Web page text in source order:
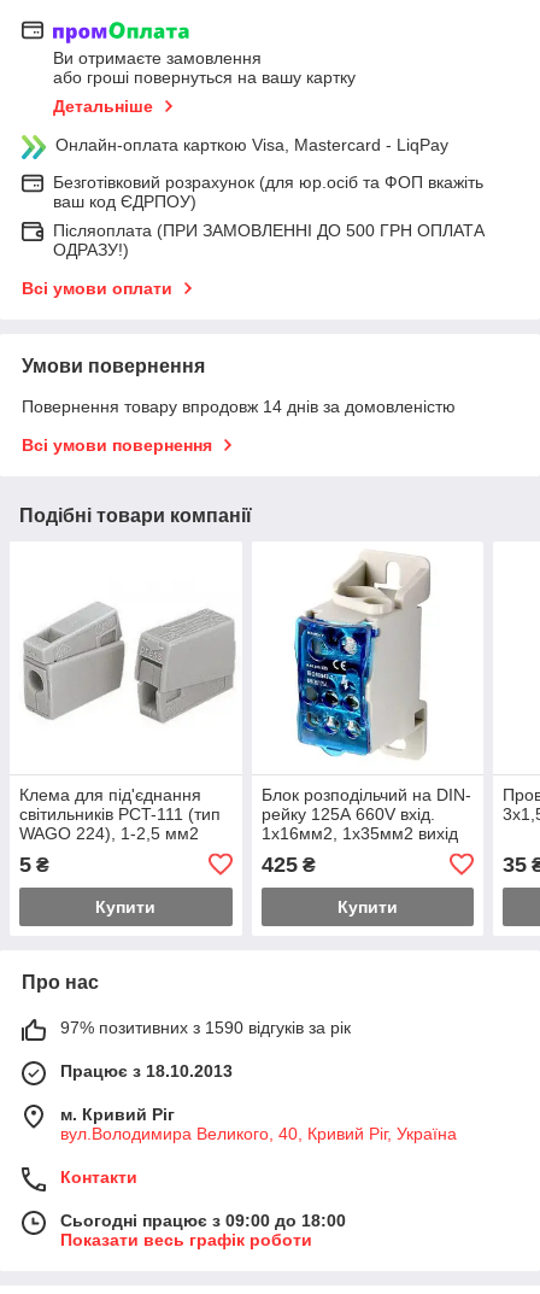
Ви отримаєте замовлення
або гроші повернуться на вашу картку
Детальніше
Онлайн-оплата карткою Visa, Mastercard - LiqPay
Безготівковий розрахунок (для юр.осіб та ФОП вкажіть
ваш код ЄДРПОУ)
Післяоплата (ПРИ ЗАМОВЛЕННІ ДО 500 ГРН ОПЛАТА
ОДРАЗУ!)
Всі умови оплати
Умови повернення
Повернення товару впродовж 14 днів за домовленістю
Всі умови повернення
Подібні товари компанії
Клема для під'єднання
світильників PCT-111 (тип
WAGO 224), 1-2,5 мм2
5 ₴
Купити
Блок розподільчий на DIN-
рейку 125А 660V вхід.
1х16мм2, 1х35мм2 вихід
425₴
Купити
35
Про нас
97% позитивних з 1590 відгуків за рік
Працює з 18.10.2013
м. Кривий Ріг
вул.Володимира Великого, 40, Кривий Ріг, Україна
Контакти
Сьогодні працює з 09:00 до 18:00
Показати весь графік роботи